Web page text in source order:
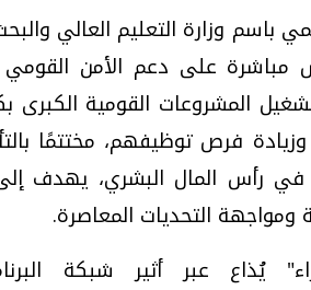
باسم وزارة التعليم العالي
مباشرة على دعم الأمن
المشروعات القومية الكبرى
وزيادة فرص توظيفهم، مختتمًا
في رأس المال البشري، يهدف
ومواجهة التحديات المعاصرة.
يُذاع عبر أثير شبكة
فيديو.. الإعلام الرقمي.. تقنيات
وتحديات هائلة
الخميس، 30 يوليو 2026 01:09 م
وكيف